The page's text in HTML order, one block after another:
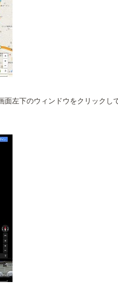
左下のウィンドウをクリックし